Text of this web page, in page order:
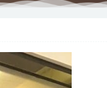
06-10
09
2023-10-10